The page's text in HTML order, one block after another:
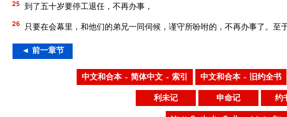
25 到了五十岁要停工退任，不再办事，
26 只要在会幕里，和他们的弟兄一同伺候，谨守所吩咐的，不再办事了。至
◄ 前一章节
中文和合本 – 简体中文 – 索引 中文和合本 – 旧约全书
利未记 申命记 约